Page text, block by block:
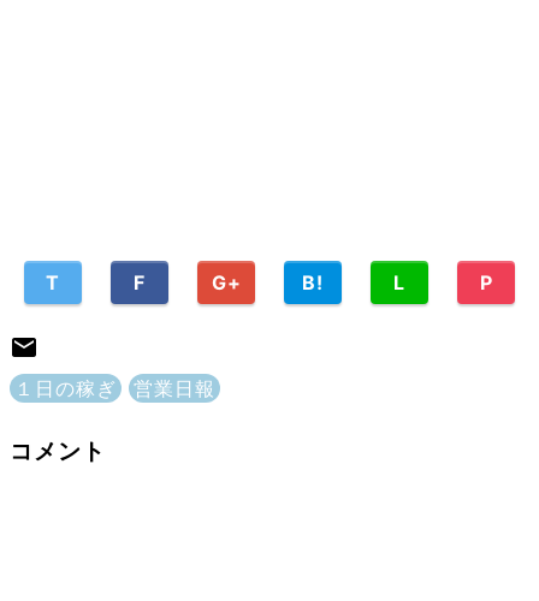
T F G+ B! L P
１日の稼ぎ 営業日報
コメント